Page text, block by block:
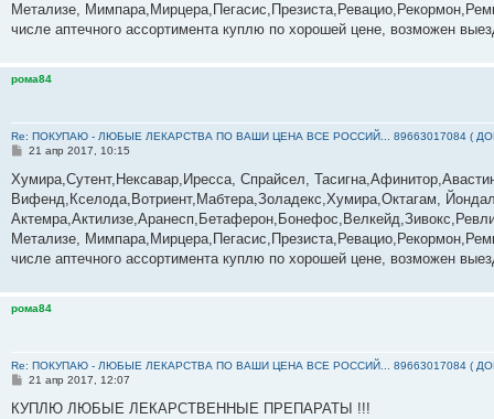
и
е
Метализе,
числе аптечного ассортимента куплю по хорошей цене, возможен
рома84
Re: ПОКУПАЮ - ЛЮБЫЕ ЛЕКАРСТВА ПО ВАШИ ЦЕНА ВСЕ РОССИЙ... 89663017084 (
С
о
б
щ
е
и
е
21 апр 2017, 10:15
Хумира,Сутент,Нексавар,Иресса, Спрайсел,
Вифенд,Кселода,Вотриент,Мабтера,Золадекс,Хумира,Октагам,
Метализе,
числе аптечного ассортимента куплю по хорошей цене, возможен
рома84
Re: ПОКУПАЮ - ЛЮБЫЕ ЛЕКАРСТВА ПО ВАШИ ЦЕНА ВСЕ РОССИЙ... 89663017084 (
С
о
21 апр 2017, 12:07
КУПЛЮ ЛЮБЫЕ ЛЕКАРСТВЕННЫЕ ПРЕПАРАТЫ !!!